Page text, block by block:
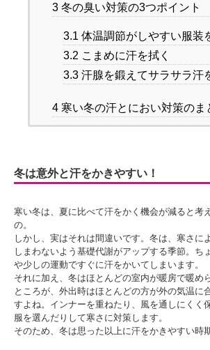
3 冬の臭い対策の3つポイント
3.1 体温調節がしやすい服装
3.2 こまめに汗を拭く
3.3 汗腺を鍛えてサラサラ汗
4 寒い冬の汗とにおい対策のま
冬は意外と汗をかきやすい！
寒い冬は、夏に比べて汗をかく機会が減ると考
の。
しかし、実はそれは間違いです。冬は、寒さに
しまわないよう基礎代謝がアップする季節。ち
や少しの運動ですぐに汗をかいてしまいます。
それに加え、冬はほとんどの室内が暖房で暖め
ところが、外出時はほとんどの方が外の気温に
すよね。インナーを重ねたり、風を通しにくく
服を選んだりして寒さに対策します。
そのため、冬は思った以上に汗をかきやすい時